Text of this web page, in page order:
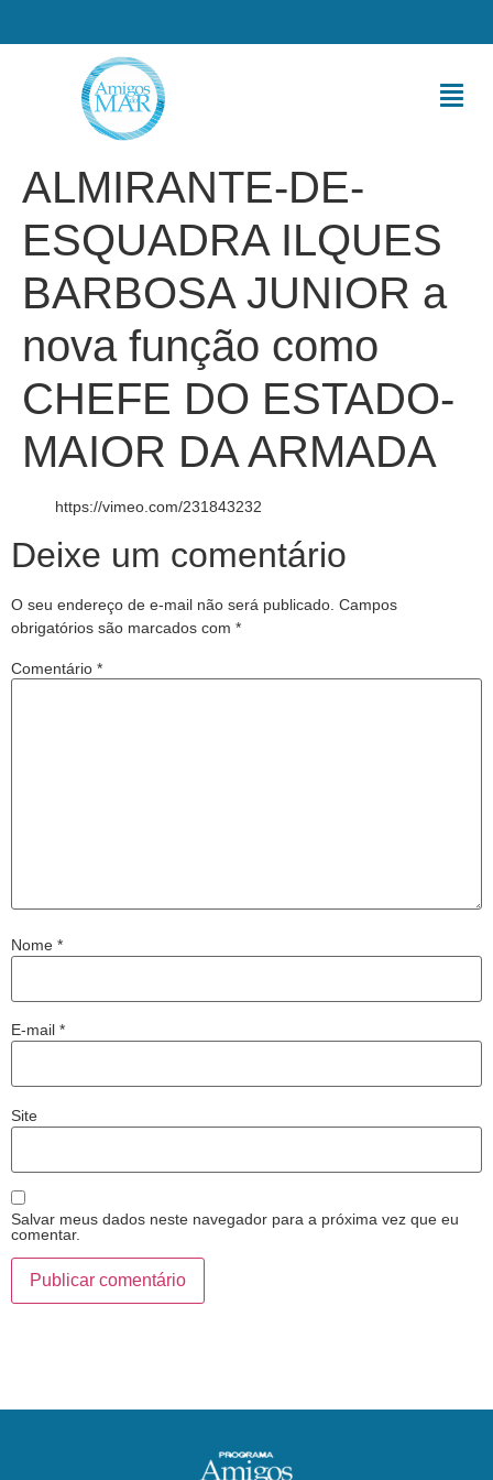
ALMIRANTE-DE-
ESQUADRA ILQUES
BARBOSA JUNIOR a
nova função como
CHEFE DO ESTADO-
MAIOR DA ARMADA
https://vimeo.com/231843232
Deixe um comentário
O seu endereço de e-mail não será publicado. Campos
obrigatórios são marcados com *
Comentário *
Nome *
E-mail *
Site
Salvar meus dados neste navegador para a próxima vez que eu
comentar.